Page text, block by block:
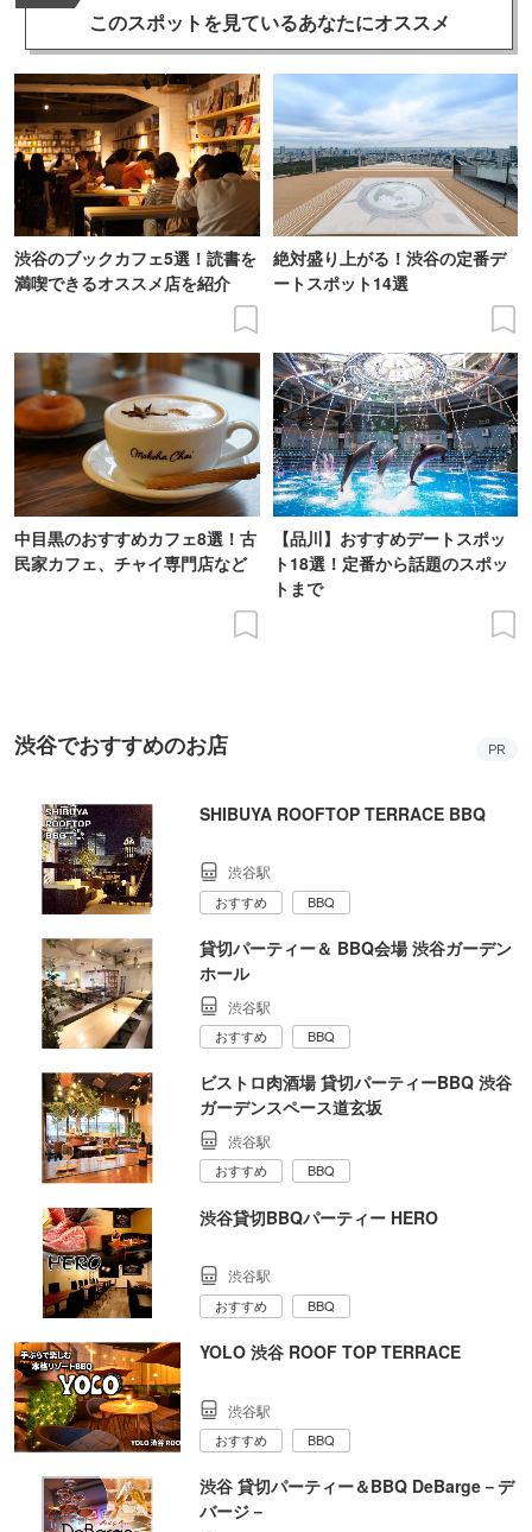
このスポットを見ているあなたにオススメ
渋谷のブックカフェ5選！読書を
満喫できるオススメ店を紹介
絶対盛り上がる！渋谷の定番デ
ートスポット14選
中目黒のおすすめカフェ8選！古
民家カフェ、チャイ専門店など
【品川】おすすめデートスポッ
ト18選！定番から話題のスポッ
トまで
渋谷でおすすめのお店 PR
SHIBUYA ROOFTOP TERRACE BBQ
渋谷駅
おすすめ BBQ
貸切パーティー＆ BBQ会場 渋谷ガーデン
ホール
渋谷駅
おすすめ BBQ
ビストロ肉酒場 貸切パーティーBBQ 渋谷
ガーデンスペース道玄坂
渋谷駅
おすすめ BBQ
渋谷貸切BBQパーティー HERO
渋谷駅
おすすめ BBQ
YOLO 渋谷 ROOF TOP TERRACE
渋谷駅
おすすめ BBQ
渋谷 貸切パーティー＆BBQ DeBarge－デ
バージ－